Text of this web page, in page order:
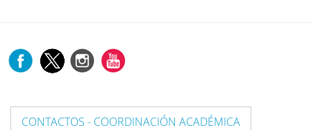
CONTACTOS - COORDINACIÓN ACADÉMICA